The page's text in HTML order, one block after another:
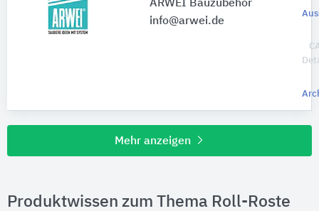
ARWEI Bauzubehör
info@arwei.de
Mehr anzeigen
Produktwissen zum Thema Roll-Roste